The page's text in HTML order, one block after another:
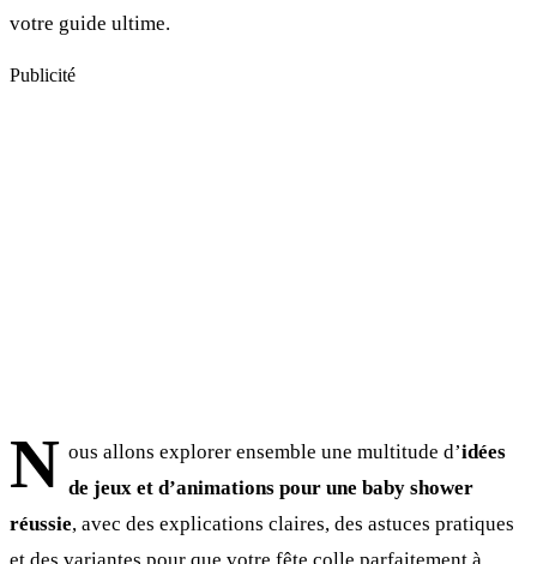
votre guide ultime.
Publicité
N ous allons explorer ensemble une multitude d’idées
de jeux et d’animations pour une baby shower
réussie, avec des explications claires, des astuces pratiques